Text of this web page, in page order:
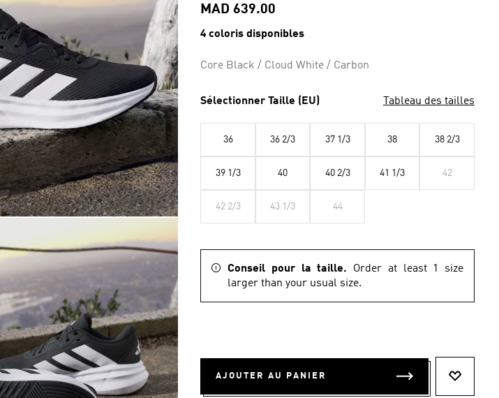
note
Read
Lien
même
MAD 639.00
4 coloris disponibles
Core Black / Cloud White / Carbon
Sélectionner Taille (EU) Tableau des tailles
36 36 2/3 37 1/3 38 38 2/3
39 1/3 40 40 2/3 41 1/3 42
42 2/3 43 1/3 44
Conseil pour la taille. Order at least 1 size
larger than your usual size.
AJOUTER AU PANIER